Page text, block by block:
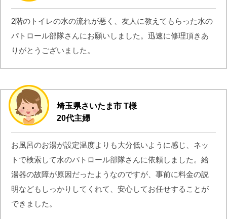
2階のトイレの水の流れが悪く、友人に教えてもらった水の
パトロール部隊さんにお願いしました。迅速に修理頂きあ
りがとうございました。
埼玉県さいたま市 T様
20代主婦
お風呂のお湯が設定温度よりも大分低いように感じ、ネッ
トで検索して水のパトロール部隊さんに依頼しました。給
湯器の故障が原因だったようなのですが、事前に料金の説
明などもしっかりしてくれて、安心してお任せすることが
できました。